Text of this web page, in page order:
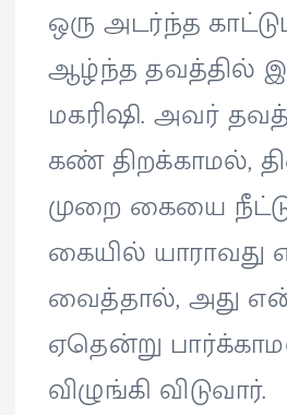
ஒரு அடர்ந்த
ஆழ்ந்த தவத்தில்
மகரிஷி. அவர்
கண் திறக்காமல்,
முறை கையை
கையில் யாராவது
வைத்தால், அது
ஏதென்று
விழுங்கி விடுவார்.